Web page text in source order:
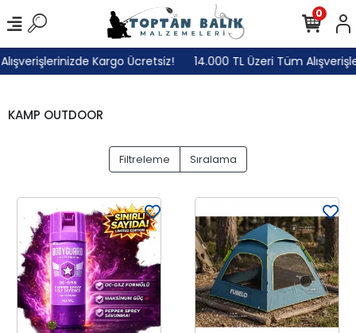
Kargo Ücretsiz! 14.000 TL Üzeri Tüm
0
KAMP OUTDOOR
Filtreleme Sıralama